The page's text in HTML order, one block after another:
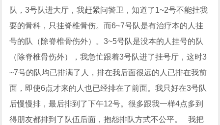
队，3号队进大厅，我赶紧问警卫，知道了1~2号不能挂我
要的骨科，只挂脊椎骨伤。而6~7号队是有治疗本的人挂
号的队（除脊椎骨伤外）。3~5号队是没本的人挂号的队
（除脊椎骨伤外），我急忙跟着3号队进了挂号厅，这时3
~7号的队均已排满了人，排在我后面很远的人已排在我前
面，即使6点才来的人也已经排在了前面。我只好在3号队
后慢慢排，最后排到了下午12号。很多跟我一样4点多到
得朋友都排到了队伍后面，抱怨排队方式不公平。 我把